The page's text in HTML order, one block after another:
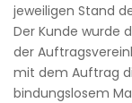
jeweiligen Stand
Der Kunde wurde
der
mit dem Auftrag
bindungslosem